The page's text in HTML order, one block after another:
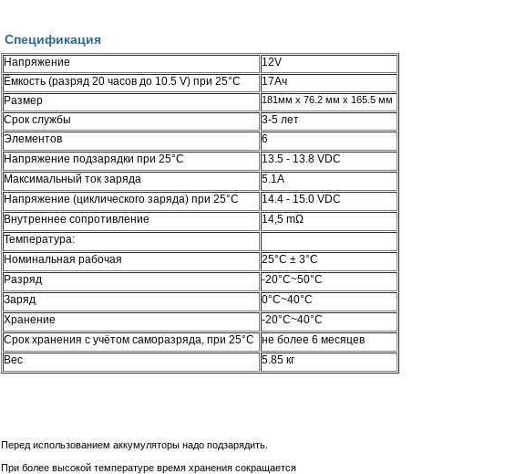
Спецификация
Напряжение
12V
Ёмкость (разряд 20 часов до 10.5 V) при 25°C
17Ач
Размер
181мм x 76.2 мм x 165.5 мм
Срок службы
3-5 лет
Элементов
6
Напряжение подзарядки при 25°C
13.5 - 13.8 VDC
Максимальный ток заряда
5.1A
Напряжение (циклического заряда) при 25°C
14.4 - 15.0 VDC
Внутреннее сопротивление
14,5 mΩ
Температура:
Номинальная рабочая
25°C ± 3°C
Разряд
-20°C~50°C
Заряд
0°C~40°C
Хранение
-20°C~40°C
Срок хранения с учётом саморазряда, при 25°C
не более 6 месяцев
Вес
5.85 кг
Перед использованием аккумуляторы надо подзарядить.
При более высокой температуре время хранения сокращается